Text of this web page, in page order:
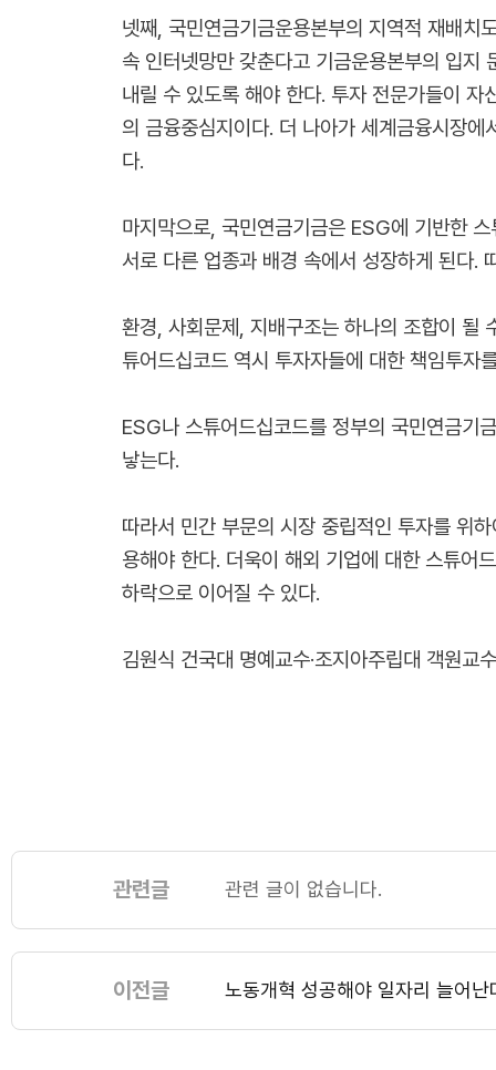
넷째, 국민연금기금운용본부의 지역적 재배
속 인터넷망만 갖춘다고 기금운용본부의 입지
내릴 수 있도록 해야 한다. 투자 전문가들이
의 금융중심지이다. 더 나아가 세계금융시장
다.
마지막으로, 국민연금기금은 ESG에 기반한
서로 다른 업종과 배경 속에서 성장하게 된다.
환경, 사회문제, 지배구조는 하나의 조합이 될
튜어드십코드 역시 투자자들에 대한 책임투자
ESG나 스튜어드십코드를 정부의 국민연금기
낳는다.
따라서 민간 부문의 시장 중립적인 투자를 위
용해야 한다. 더욱이 해외 기업에 대한 스튜어
하락으로 이어질 수 있다.
김원식 건국대 명예교수·조지아주립대 객원교수
관련글 관련 글이 없습니다.
이전글 노동개혁 성공해야 일자리 늘어난